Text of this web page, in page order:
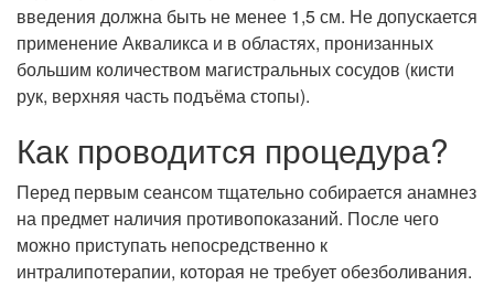
введения должна быть не менее 1,5 см. Не допускается
применение Акваликса и в областях, пронизанных
большим количеством магистральных сосудов (кисти
рук, верхняя часть подъёма стопы).
Как проводится процедура?
Перед первым сеансом тщательно собирается анамнез
на предмет наличия противопоказаний. После чего
можно приступать непосредственно к
интралипотерапии, которая не требует обезболивания.